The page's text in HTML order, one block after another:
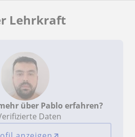
Lehrkraft
über Pablo erfahren?
Daten